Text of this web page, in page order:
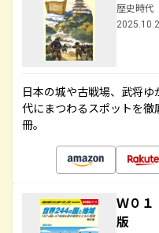
歴史時代
日本の城や古戦場、武将
代にまつわるスポットを
冊。
Ｗ０
版